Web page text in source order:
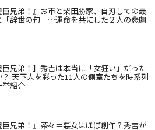
臣兄弟！』お市と柴田勝家、自刃しての最
「辞世の句」…運命を共にした２人の悲劇
臣兄弟！】秀吉は本当に「女狂い」だった
？ 天下人を彩った11人の側室たちを時系列
挙紹介
臣兄弟！』茶々＝悪女はほぼ創作？秀吉が